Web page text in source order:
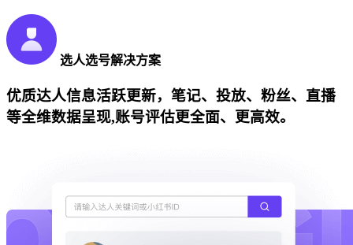
选人选号解决方案
优质达人信息活跃更新，笔记、投放、粉丝、直播
等全维数据呈现,账号评估更全面、更高效。